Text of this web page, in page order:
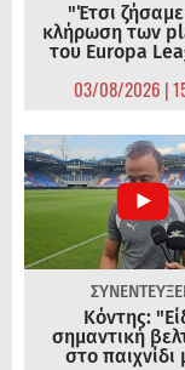
"Έτσι
κλήρωση των
του Europa
03/08/2026 |
Κόντης:
σημαντική
στο παιχνίδι